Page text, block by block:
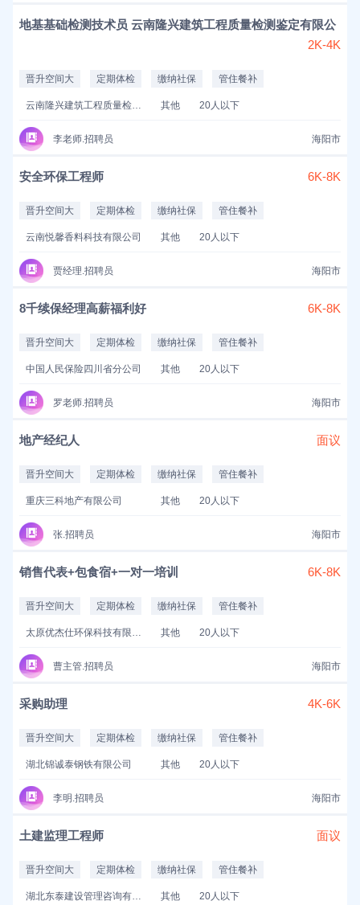
地基基础检测技术员 云南隆兴建筑工程质量检测鉴定有限公
2K-4K
晋升空间大 定期体检 缴纳社保 管住餐补
云南隆兴建筑工程质量检测鉴定有限公司 其他 20人以下
李老师.招聘员 海阳市
安全环保工程师 6K-8K
晋升空间大 定期体检 缴纳社保 管住餐补
云南悦馨香料科技有限公司 其他 20人以下
贾经理.招聘员 海阳市
8千续保经理高薪福利好 6K-8K
晋升空间大 定期体检 缴纳社保 管住餐补
中国人民保险四川省分公司 其他 20人以下
罗老师.招聘员 海阳市
地产经纪人 面议
晋升空间大 定期体检 缴纳社保 管住餐补
重庆三科地产有限公司 其他 20人以下
张.招聘员 海阳市
销售代表+包食宿+一对一培训 6K-8K
晋升空间大 定期体检 缴纳社保 管住餐补
太原优杰仕环保科技有限公司 其他 20人以下
曹主管.招聘员 海阳市
采购助理 4K-6K
晋升空间大 定期体检 缴纳社保 管住餐补
湖北锦诚泰钢铁有限公司 其他 20人以下
李明.招聘员 海阳市
土建监理工程师 面议
晋升空间大 定期体检 缴纳社保 管住餐补
湖北东泰建设管理咨询有限公司 其他 20人以下